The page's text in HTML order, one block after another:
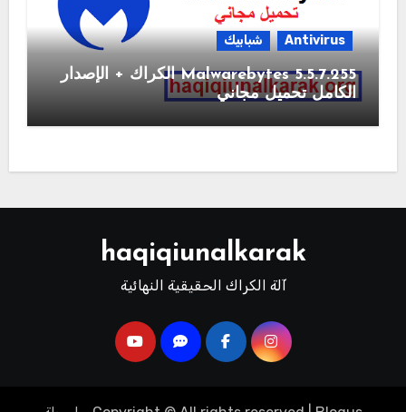
Antivirus شبابيك
Malwarebytes 5.5.7.255 الكراك + الإصدار
الكامل تحميل مجاني
haqiqiunalkarak
آلة الكراك الحقيقية النهائية